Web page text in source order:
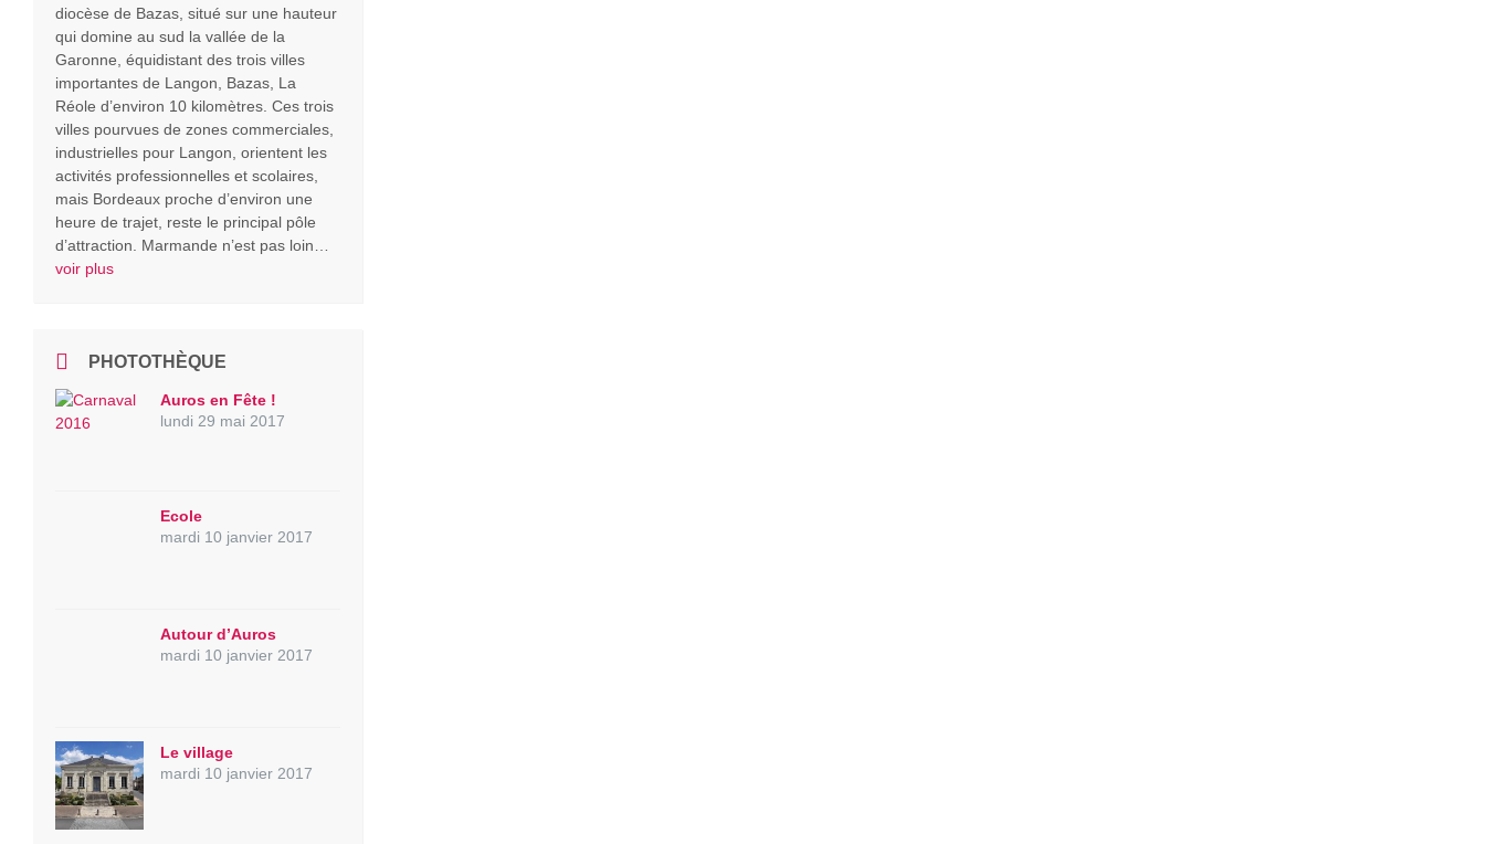
diocèse de Bazas, situé sur une hauteur
qui domine au sud la vallée de la
Garonne, équidistant des trois villes
importantes de Langon, Bazas, La
Réole d’environ 10 kilomètres. Ces trois
villes pourvues de zones commerciales,
industrielles pour Langon, orientent les
activités professionnelles et scolaires,
mais Bordeaux proche d’environ une
heure de trajet, reste le principal pôle
d’attraction. Marmande n’est pas loin…
voir plus
PHOTOTHÈQUE
Auros en Fête !
lundi 29 mai 2017
Ecole
mardi 10 janvier 2017
Autour d’Auros
mardi 10 janvier 2017
Le village
mardi 10 janvier 2017